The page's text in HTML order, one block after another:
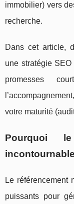
immobilier) vers
recherche.
Dans cet article,
une stratégie SEO
promesses
votre maturité
Pourquoi
Le référencement
puissants pour